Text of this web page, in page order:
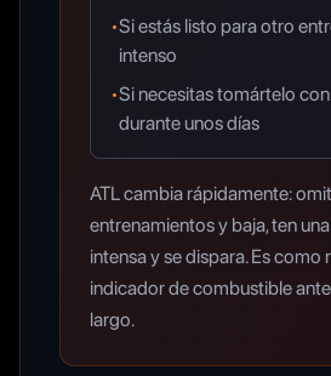
•Si estás listo para otro
intenso
•Si necesitas tomártelo
durante unos días
ATL cambia rápidamente:
entrenamientos y baja, ten
intensa y se dispara. Es como
indicador de combustible
largo.